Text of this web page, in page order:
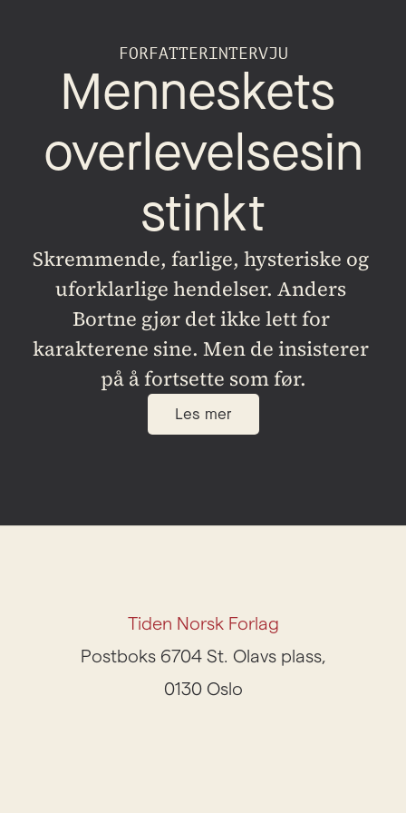
FORFATTERINTERVJU
Menneskets
overlevelsesin
stinkt
Skremmende, farlige, hysteriske og
uforklarlige hendelser. Anders
Bortne gjør det ikke lett for
karakterene sine. Men de insisterer
på å fortsette som før.
Les mer
Tiden Norsk Forlag
Postboks 6704 St. Olavs plass,
0130 Oslo